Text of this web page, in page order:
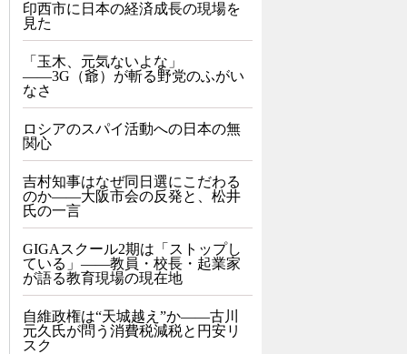
印西市に日本の経済成長の現場を
見た
「玉木、元気ないよな」
――3G（爺）が斬る野党のふがい
なさ
ロシアのスパイ活動への日本の無
関心
吉村知事はなぜ同日選にこだわる
のか――大阪市会の反発と、松井
氏の一言
GIGAスクール2期は「ストップし
ている」——教員・校長・起業家
が語る教育現場の現在地
自維政権は“天城越え”か――古川
元久氏が問う消費税減税と円安リ
スク